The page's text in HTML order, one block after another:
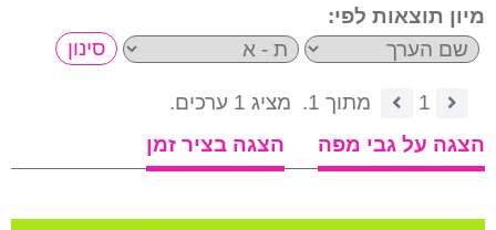
מיון תוצאות לפי:
1 מתוך 1.
מציג 1 ערכים.
הצגה על גבי מפה
הצגה בציר זמן